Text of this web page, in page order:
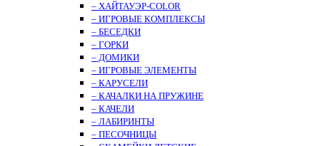
– ХАЙТАУЭР-COLOR
– ИГРОВЫЕ КОМПЛЕКСЫ
– БЕСЕДКИ
– ГОРКИ
– ДОМИКИ
– ИГРОВЫЕ ЭЛЕМЕНТЫ
– КАРУСЕЛИ
– КАЧАЛКИ НА ПРУЖИНЕ
– КАЧЕЛИ
– ЛАБИРИНТЫ
– ПЕСОЧНИЦЫ